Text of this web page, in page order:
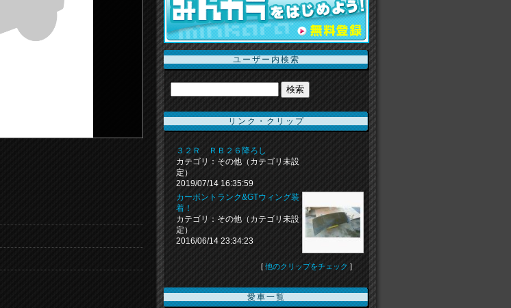
ユーザー内検索
リンク・クリップ
３２Ｒ ＲＢ２６降ろし
カテゴリ：その他（カテゴリ未設
定）
2019/07/14 16:35:59
カーボントランク&GTウィング装
着！
カテゴリ：その他（カテゴリ未設
定）
2016/06/14 23:34:23
[ 他のクリップをチェック ]
愛車一覧